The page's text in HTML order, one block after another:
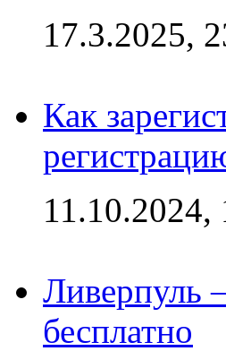
17.3.2025,
Как
11.10.2024,
Ливерпуль
бесплатно